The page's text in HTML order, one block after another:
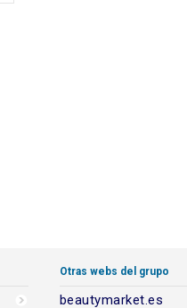
Otras webs del grupo
beautymarket.es